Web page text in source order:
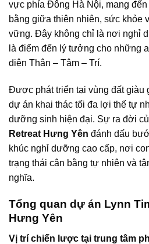
vực phía Đông Hà Nội, mang
bằng giữa thiên nhiên, sức khỏe
vững. Đây không chỉ là nơi nghỉ
là điểm đến lý tưởng cho những
diện Thân – Tâm – Trí.
Được phát triển tại vùng đất giàu
dự án khai thác tối đa lợi thế tự
dưỡng sinh hiện đại. Sự ra đời
Retreat Hưng Yên đánh dấu
khúc nghỉ dưỡng cao cấp, nơi
trạng thái cân bằng tự nhiên và
nghĩa.
Tổng quan dự án Lynn
Hưng Yên
Vị trí chiến lược tại trung tâm